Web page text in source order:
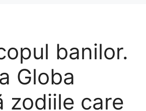
banilor.
Globa
zodiile care